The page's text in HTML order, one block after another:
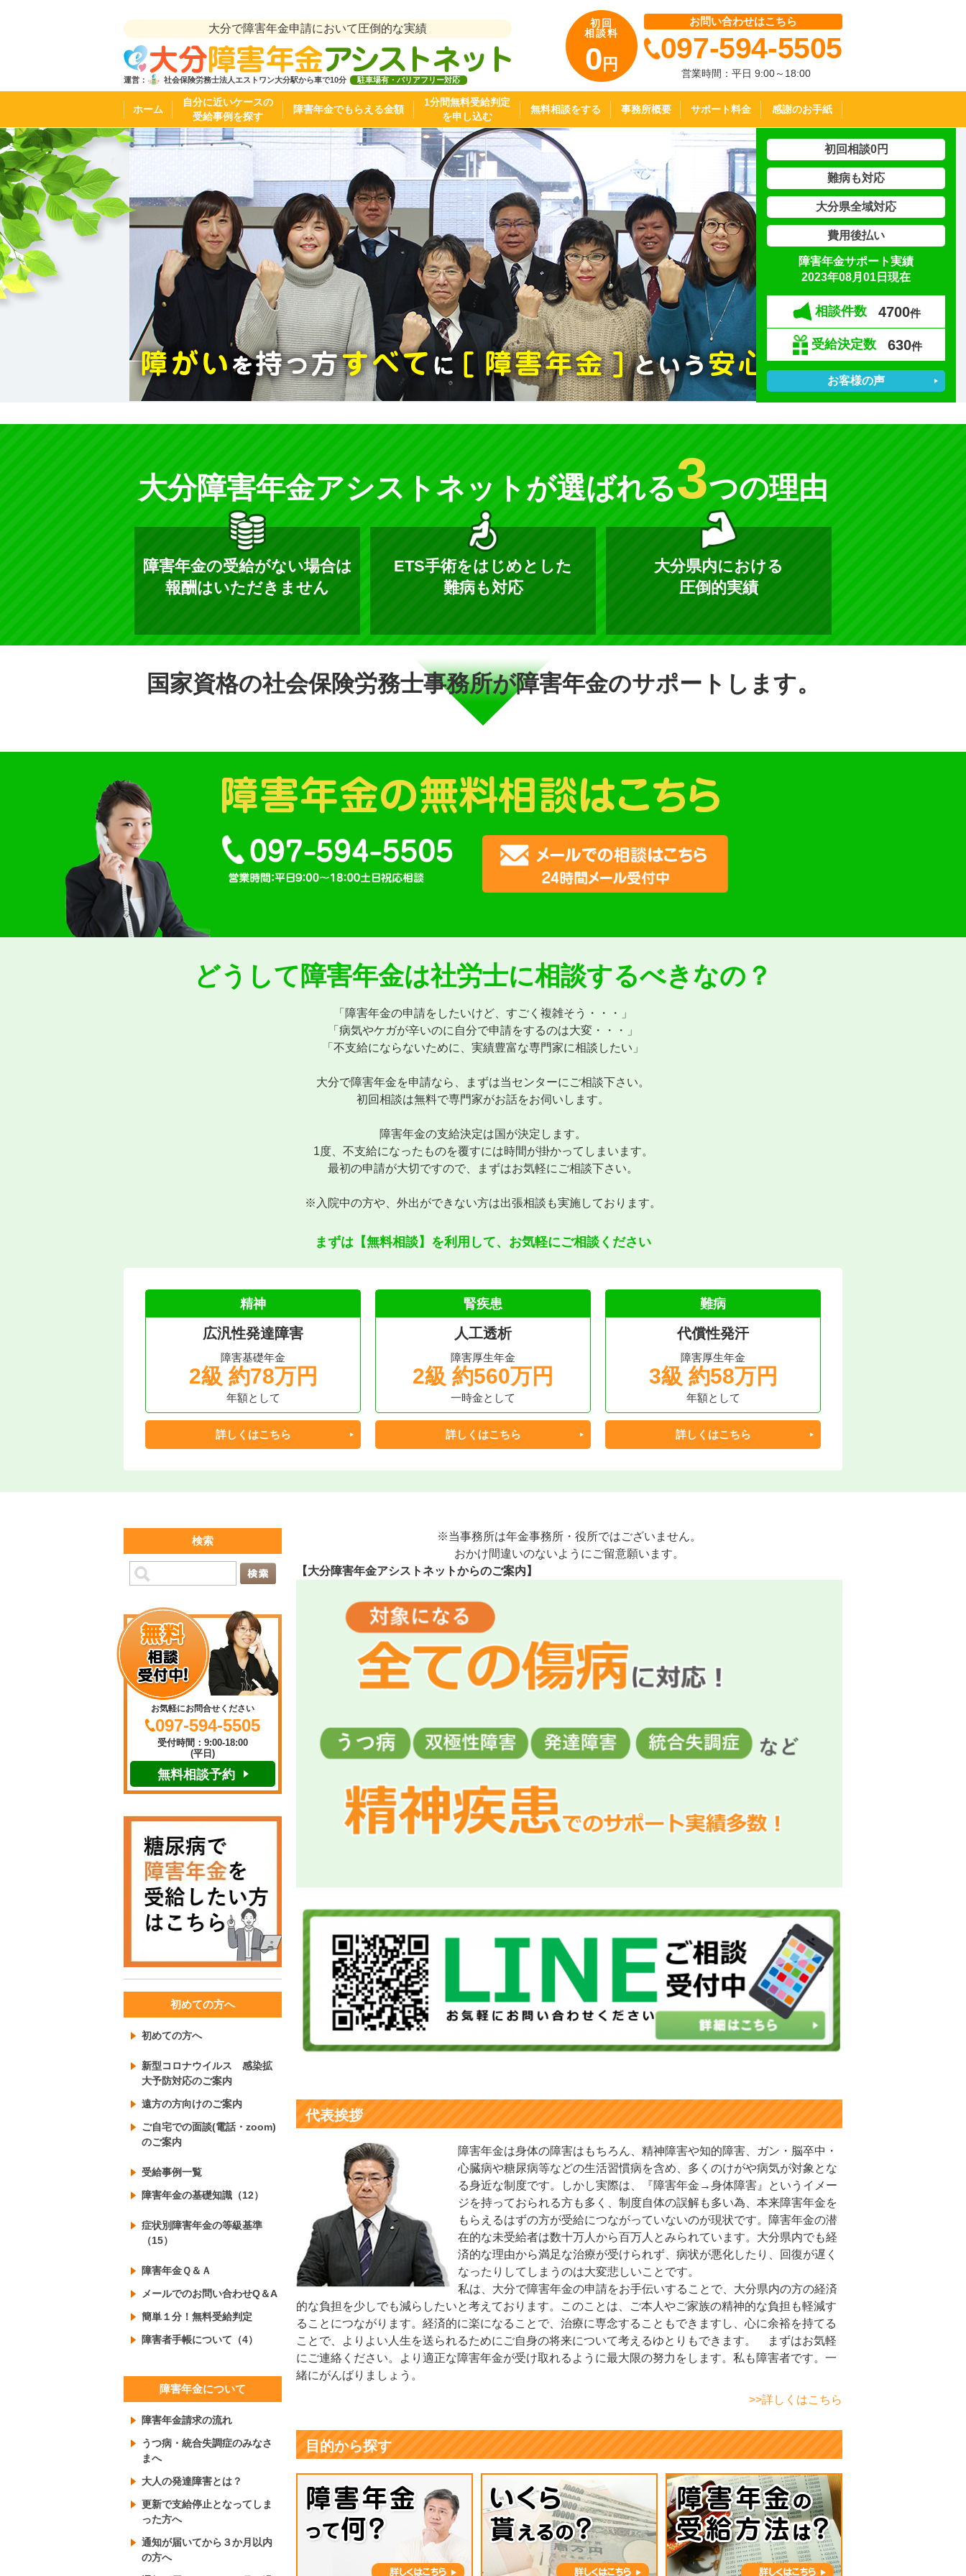
大分で障害年金申請において圧倒的な実績
運営： 社会保険労務士法人エストワン大分駅から車で10分 駐車場有・バリアフリー対応
初回
相談料
0 円
お問い合わせはこちら
097-594-5505
営業時間：平日 9:00～18:00
ホーム
自分に近いケースの
受給事例を探す
障害年金でもらえる金額
1分間無料受給判定
を申し込む
無料相談をする 事務所概要 サポート料金 感謝のお手紙
初回相談0円
難病も対応
大分県全域対応
費用後払い
障害年金サポート実績
2023年08月01日現在
相談件数 4700件
受給決定数 630件
お客様の声
大分障害年金アシストネットが選ばれる3つの理由
障害年金の受給がない場合は
報酬はいただきません
ETS手術をはじめとした
難病も対応
大分県内における
圧倒的実績
国家資格の社会保険労務士事務所が障害年金のサポートします。
どうして障害年金は社労士に相談するべきなの？
「障害年金の申請をしたいけど、すごく複雑そう・・・」
「病気やケガが辛いのに自分で申請をするのは大変・・・」
「不支給にならないために、実績豊富な専門家に相談したい」
大分で障害年金を申請なら、まずは当センターにご相談下さい。
初回相談は無料で専門家がお話をお伺いします。
障害年金の支給決定は国が決定します。
1度、不支給になったものを覆すには時間が掛かってしまいます。
最初の申請が大切ですので、まずはお気軽にご相談下さい。
※入院中の方や、外出ができない方は出張相談も実施しております。
まずは【無料相談】を利用して、 お気軽にご相談ください
精神
広汎性発達障害
障害基礎年金
2級 約78万円
年額として
詳しくはこちら
腎疾患
人工透析
障害厚生年金
2級 約560万円
一時金として
詳しくはこちら
難病
代償性発汗
障害厚生年金
3級 約58万円
年額として
詳しくはこちら
※当事務所は年金事務所・役所ではございません。
おかけ間違いのないようにご留意願います。
【大分障害年金アシストネットからのご案内】
代表挨拶
障害年金は身体の障害はもちろん、精神障害や知的障害、ガン・脳卒中・
心臓病や糖尿病等などの生活習慣病を含め、多くのけがや病気が対象とな
る身近な制度です。しかし実際は、『障害年金→身体障害』というイメー
ジを持っておられる方も多く、制度自体の誤解も多い為、本来障害年金を
もらえるはずの方が受給につながっていないのが現状です。障害年金の潜
在的な未受給者は数十万人から百万人とみられています。大分県内でも経
済的な理由から満足な治療が受けられず、病状が悪化したり、回復が遅く
なったりしてしまうのは大変悲しいことです。
私は、大分で障害年金の申請をお手伝いすることで、大分県内の方の経済
的な負担を少しでも減らしたいと考えております。このことは、ご本人やご家族の精神的な負担も軽減す
ることにつながります。経済的に楽になることで、治療に専念することもできますし、心に余裕を持てる
ことで、よりよい人生を送られるためにご自身の将来について考えるゆとりもできます。 まずはお気軽
にご連絡ください。より適正な障害年金が受け取れるように最大限の努力をします。私も障害者です。一
緒にがんばりましょう。
>>詳しくはこちら
目的から探す
検索
お気軽にお問合せください
097-594-5505
受付時間：9:00-18:00
(平日)
無料相談予約
初めての方へ
初めての方へ
新型コロナウイルス 感染拡
大予防対応のご案内
遠方の方向けのご案内
ご自宅での面談(電話・zoom)
のご案内
受給事例一覧
障害年金の基礎知識（12）
症状別障害年金の等級基準
（15）
障害年金Ｑ＆Ａ
メールでのお問い合わせQ＆A
簡単１分！無料受給判定
障害者手帳について（4）
障害年金について
障害年金請求の流れ
うつ病・統合失調症のみなさ
まへ
大人の発達障害とは？
更新で支給停止となってしま
った方へ
通知が届いてから３か月以内
の方へ